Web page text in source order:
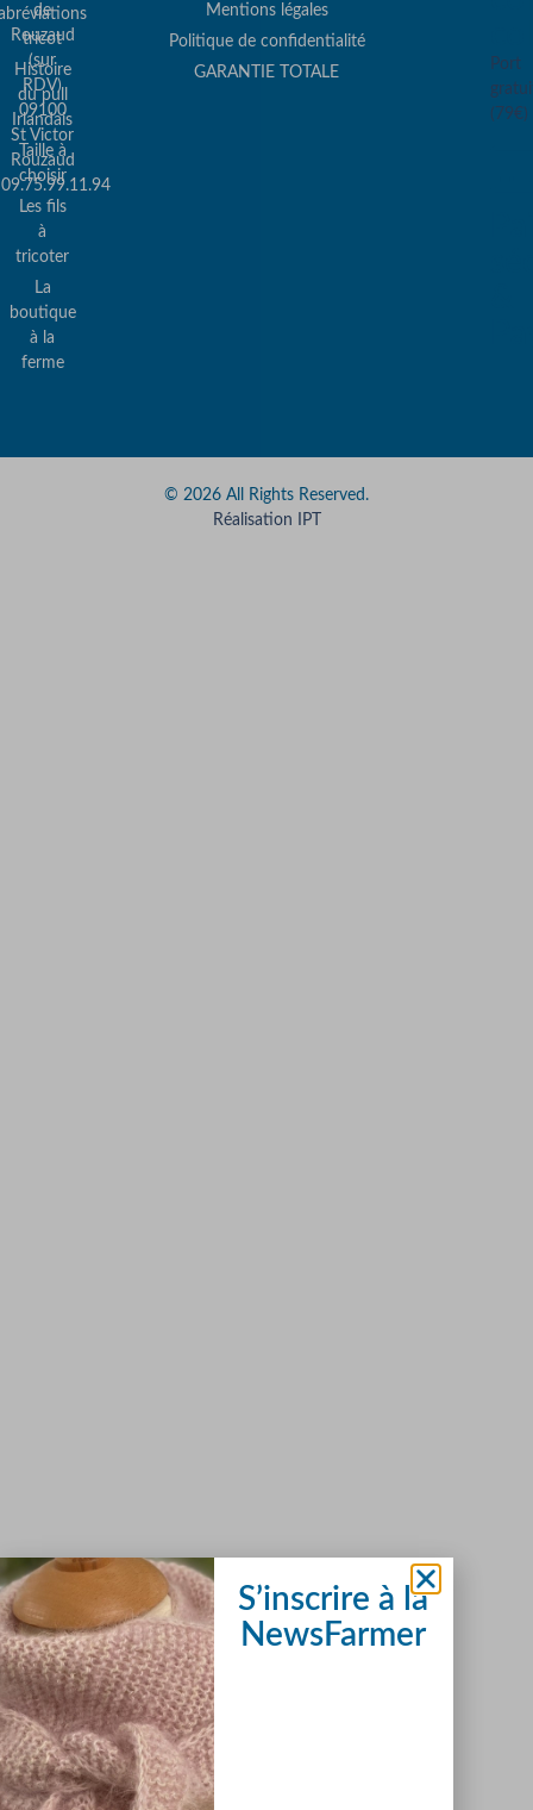
de
Rouzaud
(sur
RDV)
09100
St Victor
Rouzaud
09.75.99.11.94
tricot
Histoire
du pull
Irlandais
Taille à
choisir
Les fils
à
tricoter
La
boutique
à la
ferme
Mentions légales
Politique de confidentialité
GARANTIE TOTALE
Port
(79€)
© 2026 All Rights Reserved.
Réalisation IPT
S’inscrire à la
NewsFarmer